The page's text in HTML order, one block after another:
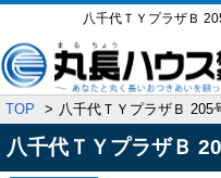
八千代ＴＹプラザＢ
TOP 八千代ＴＹプラザＢ 205
八千代ＴＹプラザＢ